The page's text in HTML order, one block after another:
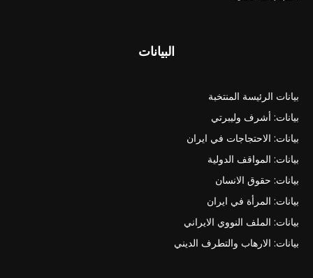
البيانات
بيانات الرئيسة المنتخبة
بيانات: أشرف وليبرتي
بيانات: الاحتجاجات في ايران
بيانات: المواقف الدولية
بيانات: حقوق الانسان
بيانات: المرأة في ايران
بيانات: الملف النووي الايراني
بيانات: الارهاب والتطرف الديني